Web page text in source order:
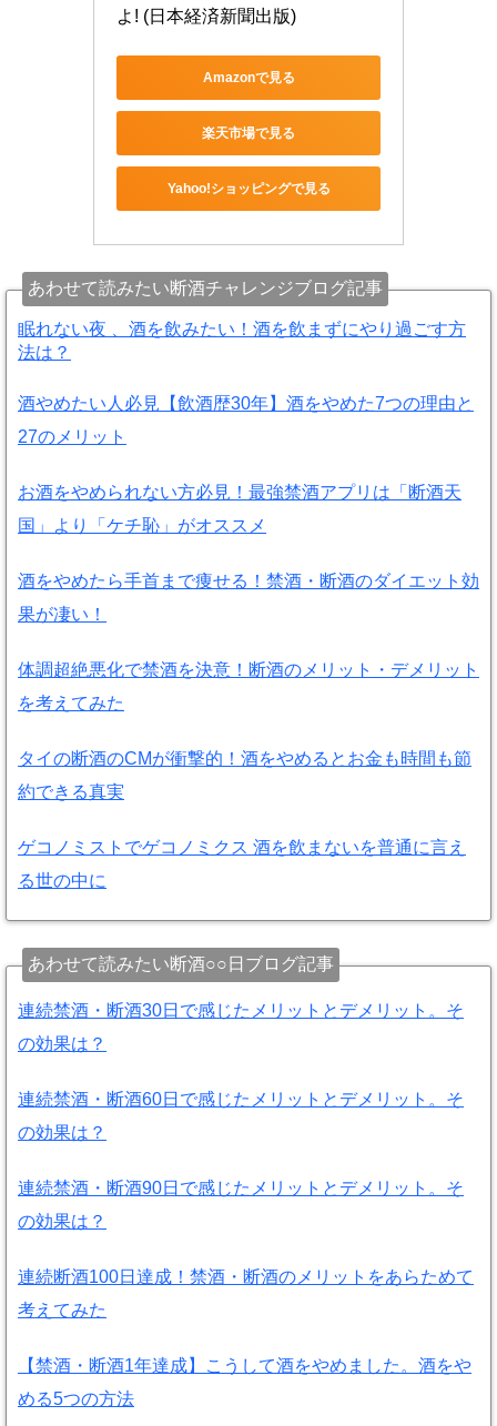
よ! (日本経済新聞出版)
Amazonで見る
楽天市場で見る
Yahoo!ショッピングで見る
あわせて読みたい断酒チャレンジブログ記事
眠れない夜 、酒を飲みたい！酒を飲まずにやり過ごす方
法は？
酒やめたい人必見【飲酒歴30年】酒をやめた7つの理由と
27のメリット
お酒をやめられない方必見！最強禁酒アプリは「断酒天
国」より「ケチ恥」がオススメ
酒をやめたら手首まで痩せる！禁酒・断酒のダイエット効
果が凄い！
体調超絶悪化で禁酒を決意！断酒のメリット・デメリット
を考えてみた
タイの断酒のCMが衝撃的！酒をやめるとお金も時間も節
約できる真実
ゲコノミストでゲコノミクス 酒を飲まないを普通に言え
る世の中に
あわせて読みたい断酒○○日ブログ記事
連続禁酒・断酒30日で感じたメリットとデメリット。そ
の効果は？
連続禁酒・断酒60日で感じたメリットとデメリット。そ
の効果は？
連続禁酒・断酒90日で感じたメリットとデメリット。そ
の効果は？
連続断酒100日達成！禁酒・断酒のメリットをあらためて
考えてみた
【禁酒・断酒1年達成】こうして酒をやめました。酒をや
める5つの方法